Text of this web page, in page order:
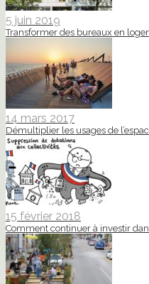
5 juin 2019
Transformer des bureaux en
14 mars 2017
Démultiplier les usages de
15 février 2018
Comment continuer à investir